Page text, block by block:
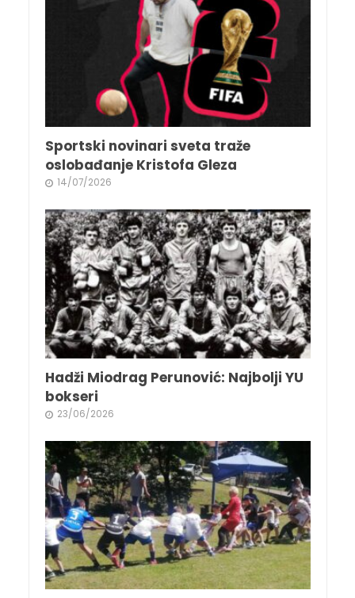
Sportski novinari sveta traže
oslobađanje Kristofa Gleza
14/07/2026
Hadži Miodrag Perunović: Najbolji YU
bokseri
23/06/2026